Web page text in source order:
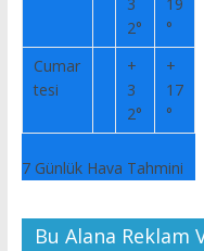
2°
°
Cumar
tesi
+
3
2°
+
17
°
7 Günlük Hava Tahmini
Bu Alana Reklam